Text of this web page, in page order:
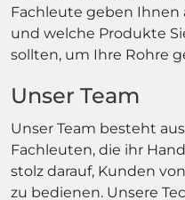
Fachleute geben Ihnen
und welche Produkte
sollten, um Ihre Rohre
Unser Team
Unser Team besteht
Fachleuten, die ihr
stolz darauf, Kunden
zu bedienen. Unsere